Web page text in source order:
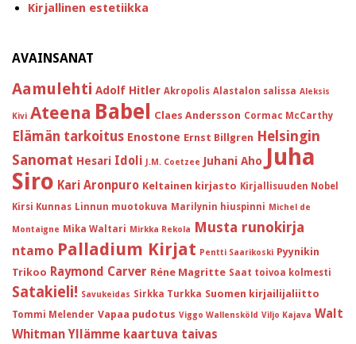
Kirjallinen estetiikka
AVAINSANAT
Aamulehti Adolf Hitler Akropolis Alastalon salissa Aleksis
Kivi Ateena Babel Claes Andersson Cormac McCarthy
Elämän tarkoitus Enostone Ernst Billgren Helsingin
Sanomat Hesari Idoli J.M. Coetzee Juhani Aho Juha
Siro Kari Aronpuro Keltainen kirjasto Kirjallisuuden Nobel
Kirsi Kunnas Linnun muotokuva Marilynin hiuspinni Michel de
Montaigne Mika Waltari Mirkka Rekola Musta runokirja
ntamo Palladium Kirjat Pentti Saarikoski Pyynikin
Trikoo Raymond Carver Réne Magritte Saat toivoa kolmesti
Satakieli! Savukeidas Sirkka Turkka Suomen kirjailijaliitto
Tommi Melender Vapaa pudotus Viggo Wallensköld Viljo Kajava Walt
Whitman Yllämme kaartuva taivas